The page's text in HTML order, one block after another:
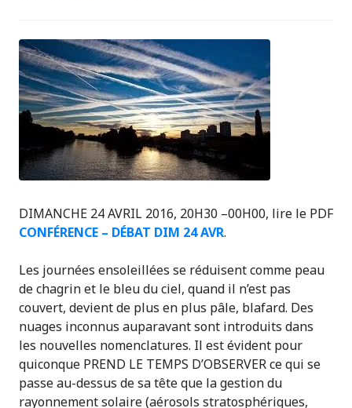
DIMANCHE 24 AVRIL 2016, 20H30 –00H00, lire le PDF
CONFÉRENCE – DÉBAT DIM 24 AVR.
Les journées ensoleillées se réduisent comme peau
de chagrin et le bleu du ciel, quand il n’est pas
couvert, devient de plus en plus pâle, blafard. Des
nuages inconnus auparavant sont introduits dans
les nouvelles nomenclatures. Il est évident pour
quiconque PREND LE TEMPS D’OBSERVER ce qui se
passe au-dessus de sa tête que la gestion du
rayonnement solaire (aérosols stratosphériques,